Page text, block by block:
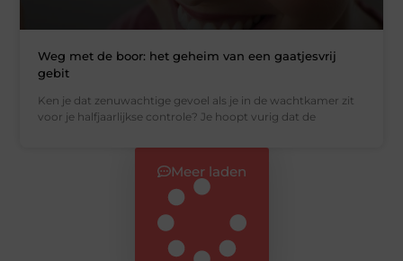
Weg met de boor: het geheim van een gaatjesvrij
gebit
Ken je dat zenuwachtige gevoel als je in de wachtkamer zit
voor je halfjaarlijkse controle? Je hoopt vurig dat de
Meer laden